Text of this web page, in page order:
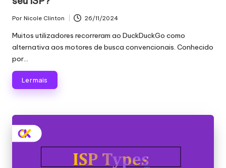
Publicado
por
Por Nicole Clinton 26/11/2024
Muitos utilizadores recorreram ao DuckDuckGo como
alternativa aos motores de busca convencionais. Conhecido
por...
Ler mais